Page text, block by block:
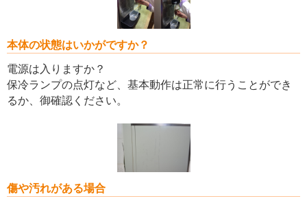
本体の状態はいかがですか？
電源は入りますか？
保冷ランプの点灯など、基本動作は正常に行うことができ
るか、御確認ください。
傷や汚れがある場合